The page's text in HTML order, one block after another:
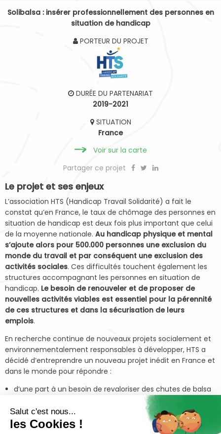
Solibalsa : insérer professionnellement des personnes en
situation de handicap
PORTEUR DU PROJET
DURÉE DU PARTENARIAT
2019-2021
SITUATION
France
Voir sur la carte
Partager ce projet
Le projet et ses enjeux
L’association HTS (Handicap Travail Solidarité) a fait le
constat qu’en France, le taux de chômage des personnes en
situation de handicap est deux fois plus important que celui
de la moyenne nationale. Au handicap physique et mental
s’ajoute alors pour 500.000 personnes une exclusion du
monde du travail et par conséquent une exclusion des
activités sociales. Ces difficultés touchent également les
structures accompagnant les personnes en situation de
handicap. Le besoin de renouveler et de proposer de
nouvelles activités viables est essentiel pour la pérennité
de ces structures et dans la sécurisation de leurs
emplois.
En recherche continue de nouveaux projets socialement et
environnementalement responsables à développer, HTS a
décidé d’entreprendre un nouveau projet inédit en France et
dans le monde pour répondre :
d’une part à un besoin de revaloriser des chutes de balsa
issues du nautisme : celles-ci représentent environ 1500
m3/an de déchets avec 800m
rien qu’en Vendée.
Et d’autre part de répondre aussi au besoin de l’ESAT des
Salut c'est nous...
les Cookies !